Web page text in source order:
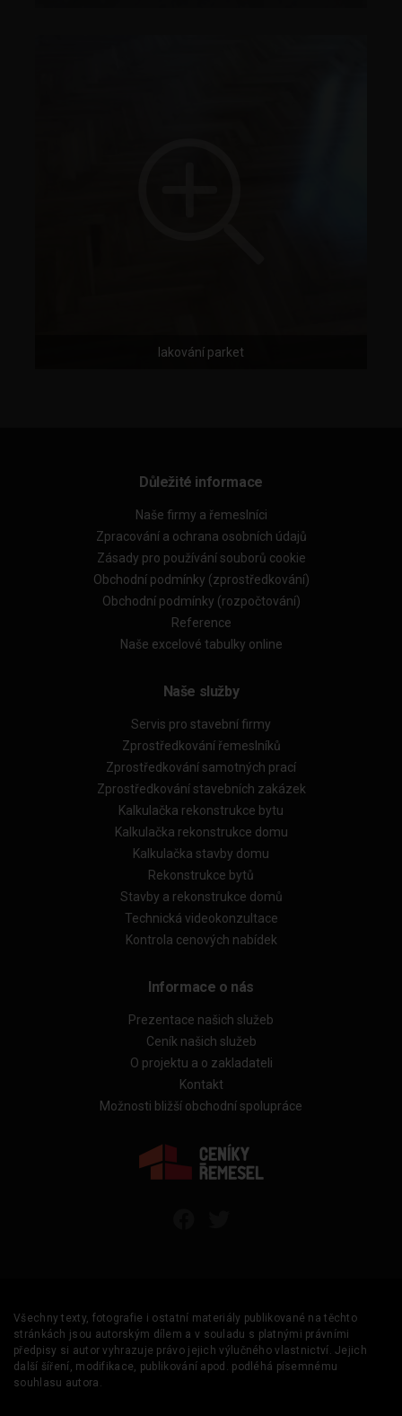
lakování parket
Důležité informace
Naše firmy a řemeslníci
Zpracování a ochrana osobních údajů
Zásady pro používání souborů cookie
Obchodní podmínky (zprostředkování)
Obchodní podmínky (rozpočtování)
Reference
Naše excelové tabulky online
Naše služby
Servis pro stavební firmy
Zprostředkování řemeslníků
Zprostředkování samotných prací
Zprostředkování stavebních zakázek
Kalkulačka rekonstrukce bytu
Kalkulačka rekonstrukce domu
Kalkulačka stavby domu
Rekonstrukce bytů
Stavby a rekonstrukce domů
Technická videokonzultace
Kontrola cenových nabídek
Informace o nás
Prezentace našich služeb
Ceník našich služeb
O projektu a o zakladateli
Kontakt
Možnosti bližší obchodní spolupráce
Všechny texty, fotografie i ostatní materiály publikované na těchto
stránkách jsou autorským dílem a v souladu s platnými právními
předpisy si autor vyhrazuje právo jejich výlučného vlastnictví. Jejich
další šíření, modifikace, publikování apod. podléhá písemnému
souhlasu autora.